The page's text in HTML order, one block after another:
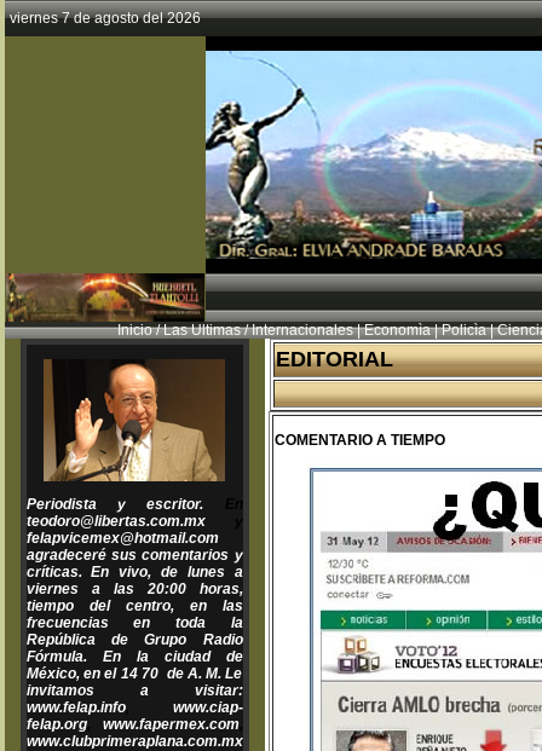
viernes 7 de agosto del 2026
Inicio/Las Ultimas/Internacionales|Economìa|Policìa|
Periodista y escritor.
teodoro@libertas.com.mxy
felapvicemex@hotmail.com
agradeceré sus comentarios y
críticas. En vivo, de lunes a
viernes a las 20:00 horas,
tiempo del centro, en las
frecuencias en toda la
República de Grupo Radio
Fórmula. En la ciudad de
México, en el 14 70 de A. M. Le
invitamos a visitar:
www.felap.info, www.ciap-
felap.org, www.fapermex.com,
www.clubprimeraplana.com.mx
EDITORIAL
COMENTARIO A TIEMPO